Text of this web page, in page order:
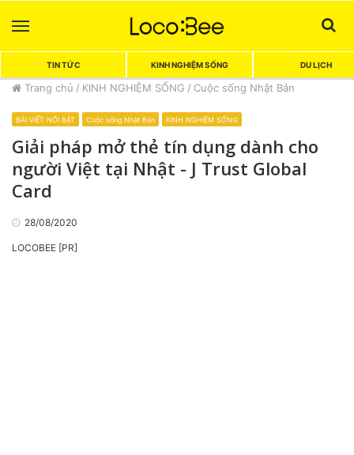
TIN TỨC KINH NGHIỆM SỐNG DU LỊCH
Trang chủ / KINH NGHIỆM SỐNG / Cuộc sống Nhật Bản
BÀI VIẾT NỔI BẬT Cuộc sống Nhật Bản KINH NGHIỆM SỐNG
Giải pháp mở thẻ tín dụng dành cho
người Việt tại Nhật - J Trust Global
Card
28/08/2020
LOCOBEE [PR]